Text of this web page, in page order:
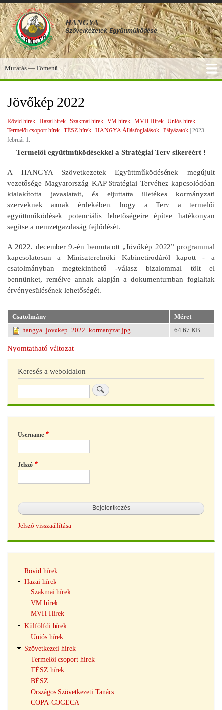
Ugrás
a
tartalomra
HANGYA
Szövetkezetek Együttműködése
Főmenü
Mutatás — Főmenü
Jövőkép 2022
Rövid hírek Hazai hírek Szakmai hírek VM hírek MVH Hírek Uniós hírek
Termelői csoport hírek TÉSZ hírek HANGYA Állásfoglalások Pályázatok 2023.
február 1.
Termelői együttműködésekkel a Stratégiai Terv sikeréért !
A HANGYA Szövetkezetek Együttműködésének megújult
vezetősége Magyarország KAP Stratégiai Tervéhez kapcsolódóan
kialakította javaslatait, és eljuttatta illetékes kormányzati
szerveknek annak érdekében, hogy a Terv a termelői
együttműködések potenciális lehetőségeire építve hatékonyan
segítse a nemzetgazdaság fejlődését.
A 2022. december 9.-én bemutatott „Jövőkép 2022” programmal
kapcsolatosan a Miniszterelnöki Kabinetirodáról kapott - a
csatolmányban megtekinthető -válasz bizalommal tölt el
bennünket, remélve annak alapján a dokumentumban foglaltak
érvényesülésének lehetőségét.
Csatolmány
Méret
hangya_jovokep_2022_kormanyzat.jpg
64.67 KB
Nyomtatható változat
Keresés a weboldalon
Username
Jelszó
Jelszó visszaállítása
navigáció
Rövid hírek
Hazai hírek
Szakmai hírek
VM hírek
MVH Hírek
Külfölfdi hírek
Uniós hírek
Szövetkezeti hírek
Termelői csoport hírek
TÉSZ hírek
BÉSZ
Országos Szövetkezeti Tanács
COPA-COGECA